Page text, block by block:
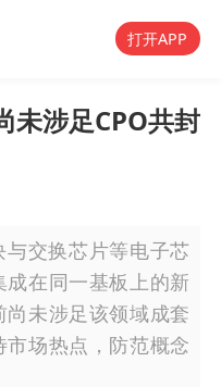
打开APP
未涉足CPO共封
与交换芯片等电子芯
在同一基板上的新
未涉足该领域成套
场热点，防范概念